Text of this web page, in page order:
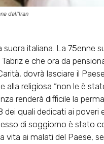
dall'Iran
suora italiana. La 75enne
e che ora da
dovrà lasciare il
alla religiosa “non le è
renderà difficile la
dei quali dedicati ai
di soggiorno è stato
vita ai malati del Paese,